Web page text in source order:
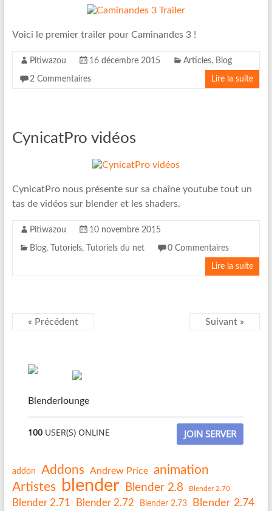
Voici le premier trailer pour Caminandes 3 !
Pitiwazou 16 décembre 2015 Articles, Blog
2 Commentaires Lire la suite
CynicatPro vidéos
CynicatPro nous présente sur sa chaîne youtube tout un
tas de vidéos sur blender et les shaders.
Pitiwazou 10 novembre 2015
Blog, Tutoriels, Tutoriels du net 0 Commentaires
Lire la suite
« Précédent Suivant »
Blenderlounge
100 USER(S) ONLINE JOIN SERVER
addon Addons Andrew Price animation
Artistes
blender Blender 2.8 Blender 2.70
Blender 2.71 Blender 2.72 Blender 2.73 Blender 2.74